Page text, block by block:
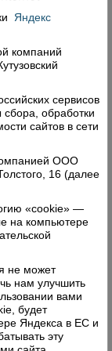
какие-
получат
и 2,5 млн
в
(Закон
вели­чине
в
ПФР
Яндекс
компаний
сервисов
обработки
сайтов в сети
ООО
16 (далее
«cookie» —
на компьютере
не может
нам улучшить
вами
будет
Яндекса в ЕС и
эту